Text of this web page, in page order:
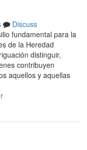
Discuss
fundamental para la
de la Heredad
distinguir,
contribuyen
aquellos y aquellas